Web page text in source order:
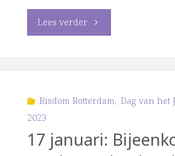
Lees verder "Dag
Jodendom
Bisdom Rotterdam, Dag van het
2023
17 januari: